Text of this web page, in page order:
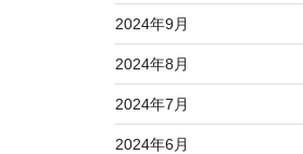
2024年9月
2024年8月
2024年7月
2024年6月